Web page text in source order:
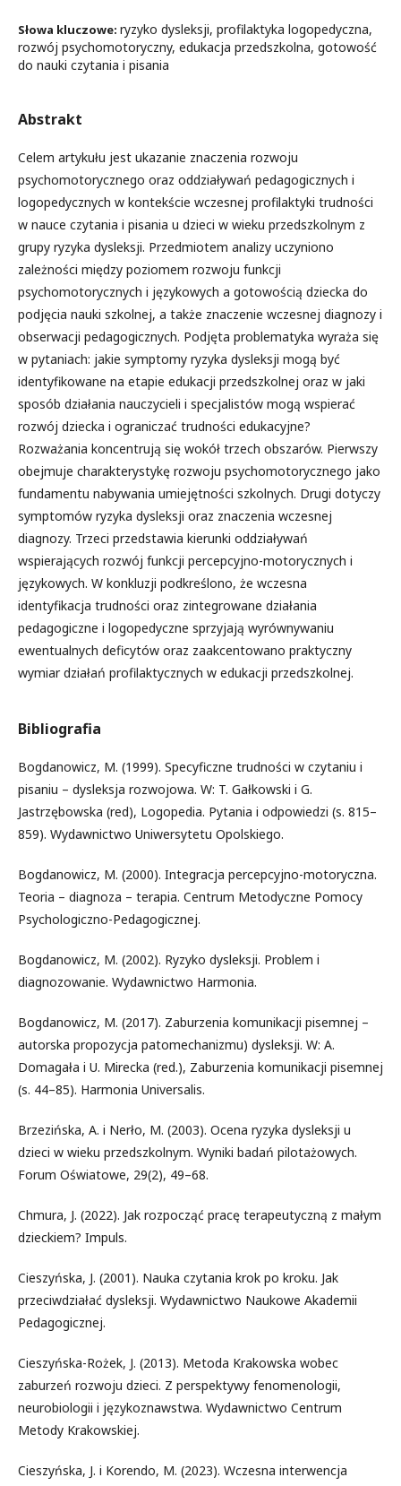
Słowa kluczowe: ryzyko dysleksji, profilaktyka logopedyczna,
rozwój psychomotoryczny, edukacja przedszkolna, gotowość
do nauki czytania i pisania
Abstrakt
Celem artykułu jest ukazanie znaczenia rozwoju
psychomotorycznego oraz oddziaływań pedagogicznych i
logopedycznych w kontekście wczesnej profilaktyki trudności
w nauce czytania i pisania u dzieci w wieku przedszkolnym z
grupy ryzyka dysleksji. Przedmiotem analizy uczyniono
zależności między poziomem rozwoju funkcji
psychomotorycznych i językowych a gotowością dziecka do
podjęcia nauki szkolnej, a także znaczenie wczesnej diagnozy i
obserwacji pedagogicznych. Podjęta problematyka wyraża się
w pytaniach: jakie symptomy ryzyka dysleksji mogą być
identyfikowane na etapie edukacji przedszkolnej oraz w jaki
sposób działania nauczycieli i specjalistów mogą wspierać
rozwój dziecka i ograniczać trudności edukacyjne?
Rozważania koncentrują się wokół trzech obszarów. Pierwszy
obejmuje charakterystykę rozwoju psychomotorycznego jako
fundamentu nabywania umiejętności szkolnych. Drugi dotyczy
symptomów ryzyka dysleksji oraz znaczenia wczesnej
diagnozy. Trzeci przedstawia kierunki oddziaływań
wspierających rozwój funkcji percepcyjno-motorycznych i
językowych. W konkluzji podkreślono, że wczesna
identyfikacja trudności oraz zintegrowane działania
pedagogiczne i logopedyczne sprzyjają wyrównywaniu
ewentualnych deficytów oraz zaakcentowano praktyczny
wymiar działań profilaktycznych w edukacji przedszkolnej.
Bibliografia
Bogdanowicz, M. (1999). Specyficzne trudności w czytaniu i
pisaniu – dysleksja rozwojowa. W: T. Gałkowski i G.
Jastrzębowska (red), Logopedia. Pytania i odpowiedzi (s. 815–
859). Wydawnictwo Uniwersytetu Opolskiego.
Bogdanowicz, M. (2000). Integracja percepcyjno-motoryczna.
Teoria – diagnoza – terapia. Centrum Metodyczne Pomocy
Psychologiczno-Pedagogicznej.
Bogdanowicz, M. (2002). Ryzyko dysleksji. Problem i
diagnozowanie. Wydawnictwo Harmonia.
Bogdanowicz, M. (2017). Zaburzenia komunikacji pisemnej –
autorska propozycja patomechanizmu) dysleksji. W: A.
Domagała i U. Mirecka (red.), Zaburzenia komunikacji pisemnej
(s. 44–85). Harmonia Universalis.
Brzezińska, A. i Nerło, M. (2003). Ocena ryzyka dysleksji u
dzieci w wieku przedszkolnym. Wyniki badań pilotażowych.
Forum Oświatowe, 29(2), 49–68.
Chmura, J. (2022). Jak rozpocząć pracę terapeutyczną z małym
dzieckiem? Impuls.
Cieszyńska, J. (2001). Nauka czytania krok po kroku. Jak
przeciwdziałać dysleksji. Wydawnictwo Naukowe Akademii
Pedagogicznej.
Cieszyńska-Rożek, J. (2013). Metoda Krakowska wobec
zaburzeń rozwoju dzieci. Z perspektywy fenomenologii,
neurobiologii i językoznawstwa. Wydawnictwo Centrum
Metody Krakowskiej.
Cieszyńska, J. i Korendo, M. (2023). Wczesna interwencja